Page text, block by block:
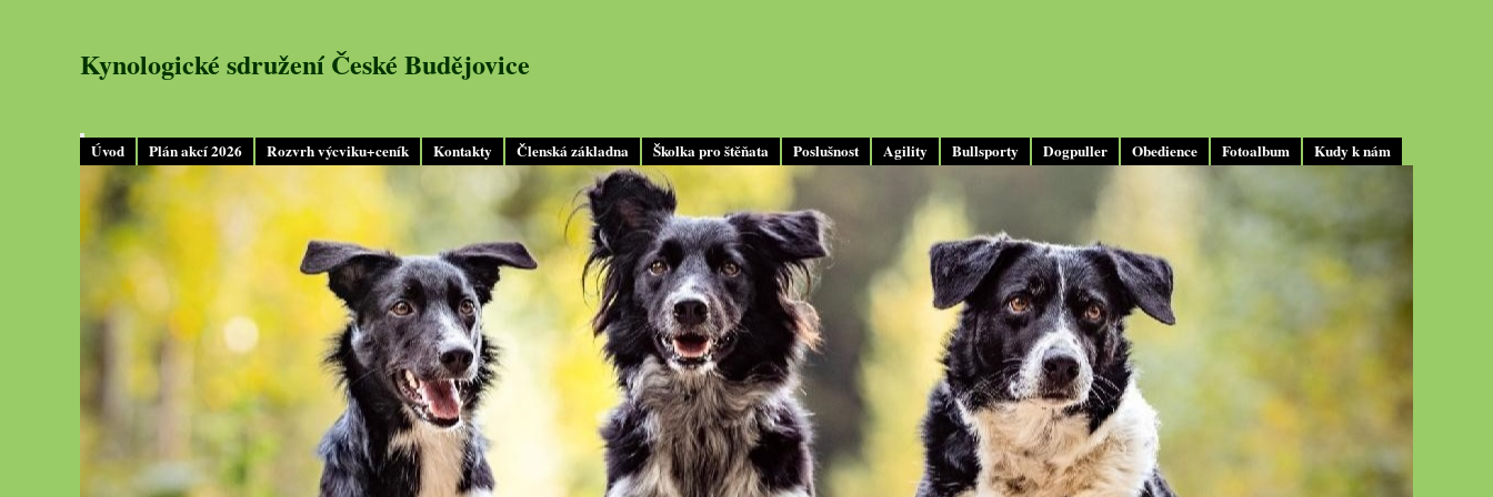
Úvod Plán akcí 2026 Rozvrh výcviku+ceník Kontakty Členská základna Školka pro štěňata Poslušnost Agility Bullsporty Dogpuller Obedience Fotoalbum Kudy k nám
Kynologické sdružení České Budějovice